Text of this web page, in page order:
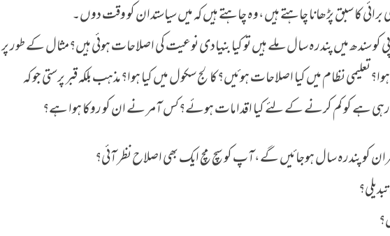
برائی کا سبق پڑھانا چاہتے ہیں،وہ چاہتے ہیں کہ میں سیاستدان کو وقت دوں۔
کو سندھ میں پندرہ سال ملے ہیں تو کیا بنیادی نوعیت کی اصلاحات ہوئی ہیں؟مثال کے طور پر
نظام میں کیا اصلاحات ہوئیں؟کالج سکول میں کیا ہوا؟مذہب بلکہ قبر پرستی جو کہ
ہے کو کم کرنے کے لئے کیا اقدامات ہوئے؟کس آمر نے ان کو روکا ہوا ہے؟
کو پندرہ سال ہوجائیں گے،آپ کو سچ مچ ایک بھی اصلاح نظر آئی؟